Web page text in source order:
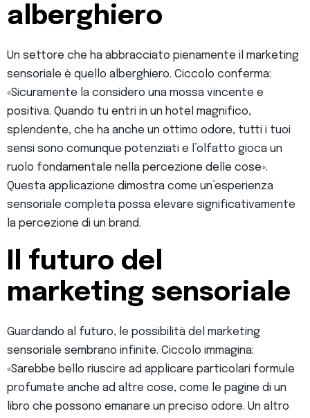
alberghiero
Un settore che ha abbracciato pienamente il marketing
sensoriale è quello alberghiero. Ciccolo conferma:
«Sicuramente la considero una mossa vincente e
positiva. Quando tu entri in un hotel magnifico,
splendente, che ha anche un ottimo odore, tutti i tuoi
sensi sono comunque potenziati e l’olfatto gioca un
ruolo fondamentale nella percezione delle cose».
Questa applicazione dimostra come un’esperienza
sensoriale completa possa elevare significativamente
la percezione di un brand.
Il futuro del
marketing sensoriale
Guardando al futuro, le possibilità del marketing
sensoriale sembrano infinite. Ciccolo immagina:
«Sarebbe bello riuscire ad applicare particolari formule
profumate anche ad altre cose, come le pagine di un
libro che possono emanare un preciso odore. Un altro